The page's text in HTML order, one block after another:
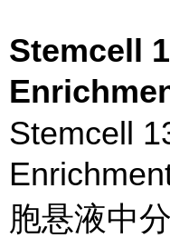
Stemcell
Stemcell
胞悬液中